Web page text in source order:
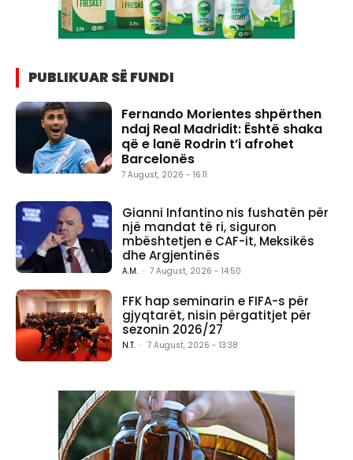
PUBLIKUAR SË FUNDI
Fernando Morientes shpërthen
ndaj Real Madridit: Është shaka
që e lanë Rodrin t’i afrohet
Barcelonës
7 August, 2026 - 16:11
Gianni Infantino nis fushatën për
një mandat të ri, siguron
mbështetjen e CAF-it, Meksikës
dhe Argjentinës
A.M. - 7 August, 2026 - 14:50
FFK hap seminarin e FIFA-s për
gjyqtarët, nisin përgatitjet për
sezonin 2026/27
N.T. - 7 August, 2026 - 13:38